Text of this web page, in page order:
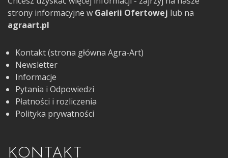
strony informacyjne w Galerii Ofertowej lub na
agraart.pl
Kontakt (strona główna Agra-Art)
Newsletter
Informacje
Pytania i Odpowiedzi
Płatności i rozliczenia
Polityka prywatności
KONTAKT